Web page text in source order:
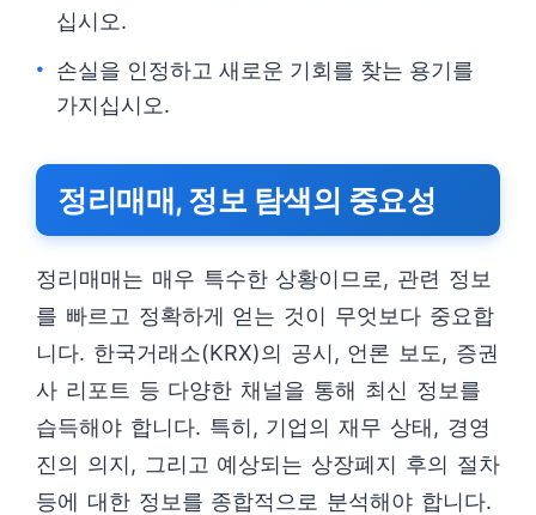
십시오.
손실을 인정하고 새로운 기회를 찾는 용기를
가지십시오.
정리매매, 정보 탐색의 중요성
정리매매는 매우 특수한 상황이므로, 관련 정보
를 빠르고 정확하게 얻는 것이 무엇보다 중요합
니다. 한국거래소(KRX)의 공시, 언론 보도, 증권
사 리포트 등 다양한 채널을 통해 최신 정보를
습득해야 합니다. 특히, 기업의 재무 상태, 경영
진의 의지, 그리고 예상되는 상장폐지 후의 절차
등에 대한 정보를 종합적으로 분석해야 합니다.